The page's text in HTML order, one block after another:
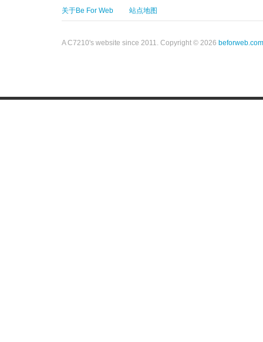
关于Be For Web 站点地图
A C7210's website since 2011. Copyright © 2026 beforweb.com